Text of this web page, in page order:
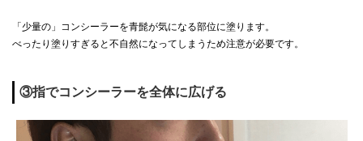
「少量の」コンシーラーを青髭が気になる部位に塗ります。
べったり塗りすぎると不自然になってしまうため注意が必要です。
③指でコンシーラーを全体に広げる